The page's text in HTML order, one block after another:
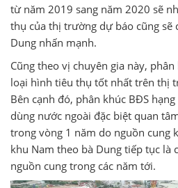
từ năm 2019 sang năm 2020 sẽ
thụ của thị trường dự báo cũng sẽ
Dung nhấn mạnh.
Cũng theo vị chuyên gia này,
loại hình tiêu thụ tốt nhất trên thị
Bên cạnh đó, phân khúc BĐS
dùng nước ngoài đặc biệt quan
trong vòng 1 năm do nguồn cung
khu Nam theo bà Dung tiếp tục là
nguồn cung trong các năm tới.